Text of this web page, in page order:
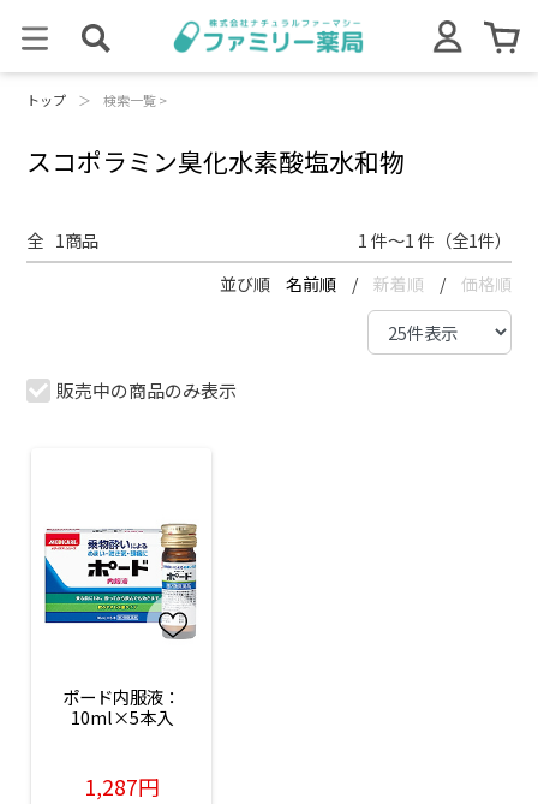
トップ ＞ 検索一覧 >
スコポラミン臭化水素酸塩水和物
全 1商品 1 件～1 件（全1件）
並び順 名前順 / 新着順 / 価格順
販売中の商品のみ表示
ポード内服液：
10ml×5本入
1,287円